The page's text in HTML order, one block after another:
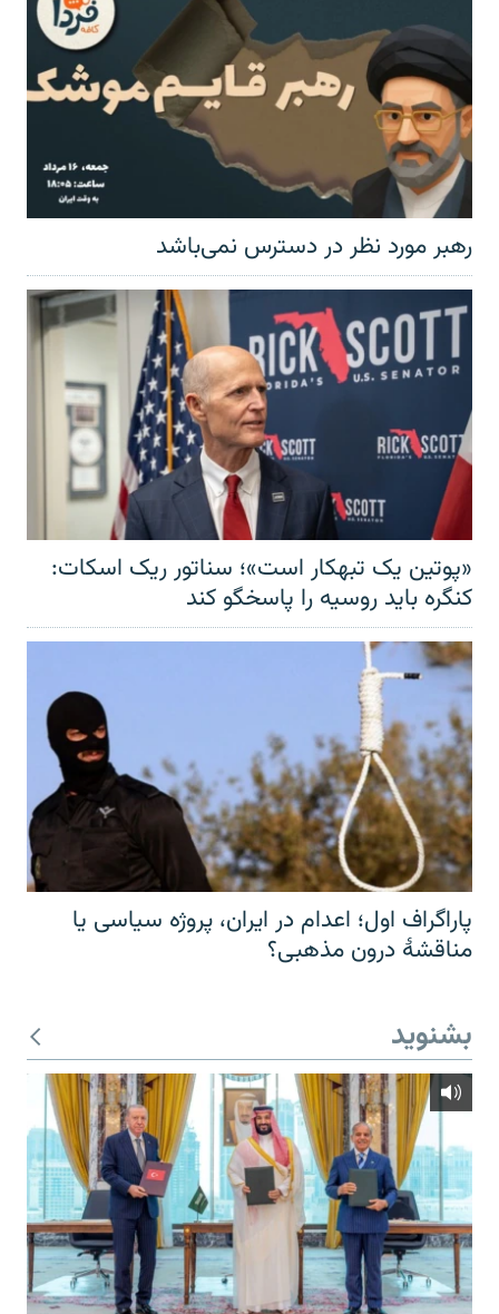
رهبر مورد نظر در دسترس نمی‌باشد
«پوتین یک تبهکار است»؛ سناتور ریک اسکات:
کنگره باید روسیه را پاسخگو کند
پاراگراف اول؛ اعدام در ایران، پروژه سیاسی یا
مناقشهٔ درون مذهبی؟
بشنوید